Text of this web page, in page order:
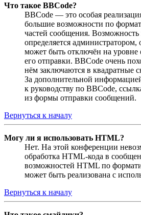
Что такое BBCode?
BBCode — это особая
большие возможности по
частей сообщения.
определяется
может быть отключён на
его отправки. BBCode очень
нём заключаются в квадратные
За дополнительной
к руководству по BBCode,
из формы отправки сообщений.
Вернуться к началу
Могу ли я использовать HTML?
Нет. На этой конференции
обработка HTML-кода в
возможностей HTML по
может быть реализована с
Вернуться к началу